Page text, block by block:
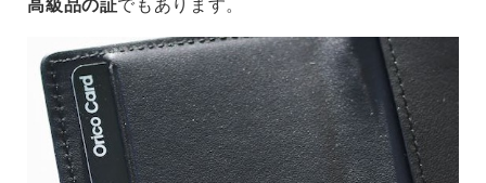
高級品の証でもあります。